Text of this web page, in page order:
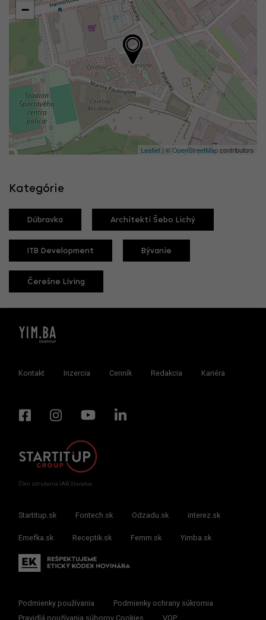
−
Leaflet | ©OpenStreetMapcontributors
Kategórie
Dúbravka Architekti Šebo Lichý
ITB Development Bývanie
Čerešne Living
Kontakt Inzercia Cenník Redakcia Kariéra
Člen združenia IAB Slovakia
Startitup.sk Fontech.sk Odzadu.sk interez.sk
Emefka.sk Receptik.sk Femm.sk Yimba.sk
Podmienky používania
Podmienky ochrany súkromia
Pravidlá používania súborov Cookies
VOP